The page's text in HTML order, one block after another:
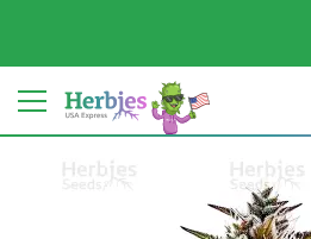
Dein Land: Vereinigte Staaten